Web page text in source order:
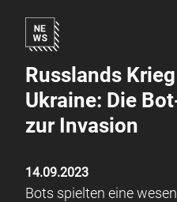
Russlands
Ukraine: Die
zur Invasion
14.09.2023
Bots spielten eine